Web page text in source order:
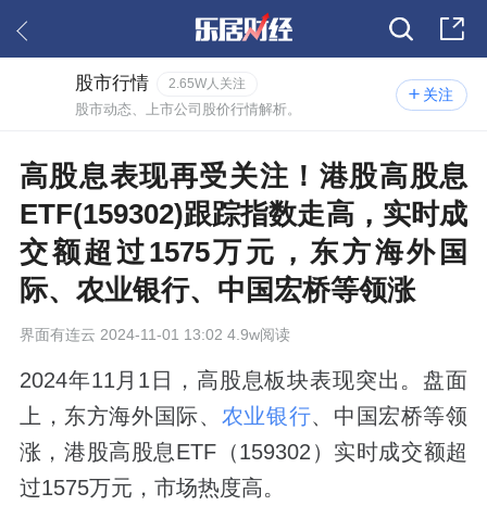
关注
股市行情 2.65W人关注
股市动态、上市公司股价行情解析。
高股息表现再受关注！港股高股息
ETF(159302)跟踪指数走高，实时成
交额超过1575万元，东方海外国
际、农业银行、中国宏桥等领涨
界面有连云 2024-11-01 13:02 4.9w阅读
2024年11月1日，高股息板块表现突出。盘面
上，东方海外国际、 农业银行、中国宏桥等领
涨，港股高股息ETF（159302）实时成交额超
过1575万元，市场热度高。